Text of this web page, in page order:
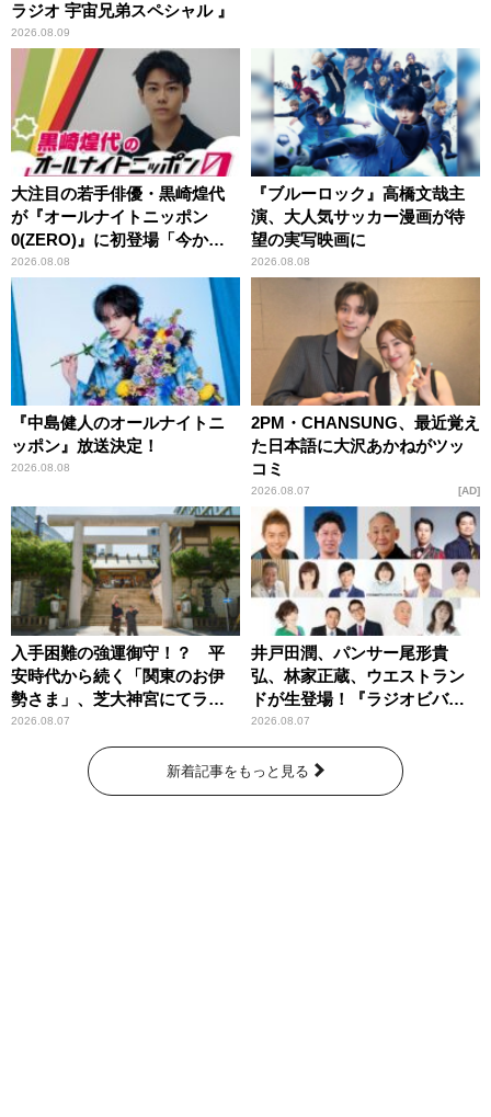
ラジオ 宇宙兄弟スペシャル 』
2026.08.09
大注目の若手俳優・黒崎煌代
が『オールナイトニッポン
0(ZERO)』に初登場「今から
とてもワクワクしておりま
す！」
2026.08.08
『ブルーロック』高橋文哉主
演、大人気サッカー漫画が待
望の実写映画に
2026.08.08
『中島健人のオールナイトニ
ッポン』放送決定！
2026.08.08
2PM・CHANSUNG、最近覚え
た日本語に大沢あかねがツッ
コミ
2026.08.07 AD
入手困難の強運御守！？ 平
安時代から続く「関東のお伊
勢さま」、芝大神宮にてラン
パンプスが合格祈願！
2026.08.07
井戸田潤、パンサー尾形貴
弘、林家正蔵、ウエストラン
ドが生登場！『ラジオビバリ
ー昼ズ』
2026.08.07
新着記事をもっと見る